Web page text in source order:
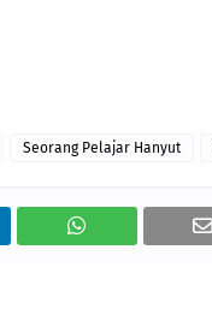
Seorang Pelajar Hanyut